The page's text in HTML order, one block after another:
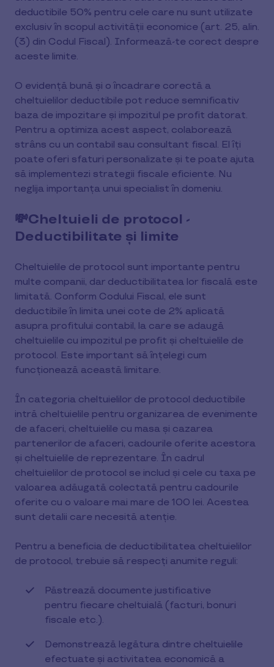
deductibile 50% pentru cele care nu sunt utilizate
exclusiv în scopul activității economice (art. 25, alin.
(3) din Codul Fiscal). Informează-te corect despre
aceste limite.
O evidență bună și o încadrare corectă a
cheltuielilor deductibile pot reduce semnificativ
baza de impozitare și impozitul pe profit datorat.
Pentru a optimiza acest aspect, colaborează
strâns cu un contabil sau consultant fiscal. El îți
poate oferi sfaturi personalizate și te poate ajuta
să implementezi strategii fiscale eficiente. Nu
neglija importanța unui specialist în domeniu.
💸Cheltuieli de protocol -
Deductibilitate și limite
Cheltuielile de protocol sunt importante pentru
multe companii, dar deductibilitatea lor fiscală este
limitată. Conform Codului Fiscal, ele sunt
deductibile în limita unei cote de 2% aplicată
asupra profitului contabil, la care se adaugă
cheltuielile cu impozitul pe profit și cheltuielile de
protocol. Este important să înțelegi cum
funcționează această limitare.
În categoria cheltuielilor de protocol deductibile
intră cheltuielile pentru organizarea de evenimente
de afaceri, cheltuielile cu masa și cazarea
partenerilor de afaceri, cadourile oferite acestora
și cheltuielile de reprezentare. În cadrul
cheltuielilor de protocol se includ și cele cu taxa pe
valoarea adăugată colectată pentru cadourile
oferite cu o valoare mai mare de 100 lei. Acestea
sunt detalii care necesită atenție.
Pentru a beneficia de deductibilitatea cheltuielilor
de protocol, trebuie să respecți anumite reguli:
Păstrează documente justificative
pentru fiecare cheltuială (facturi, bonuri
fiscale etc.).
Demonstrează legătura dintre cheltuielile
efectuate și activitatea economică a